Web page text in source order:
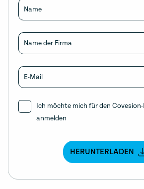
Name
Name der Firma
E-Mail
Ich möchte mich für den
anmelden
HERUNTERLADEN